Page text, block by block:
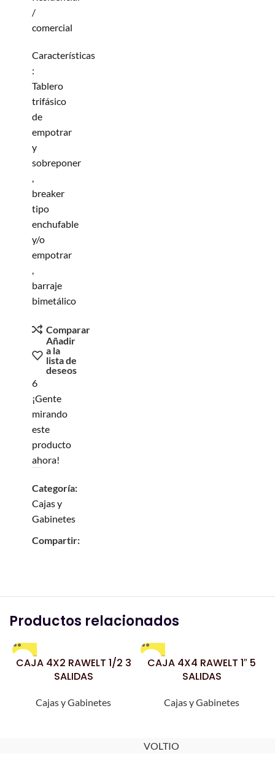
/
comercial
Características
:
Tablero
trifásico
de
empotrar
y
sobreponer
,
breaker
tipo
enchufable
y/o
empotrar
,
barraje
bimetálico
Comparar
Añadir
a la
lista de
deseos
6
¡Gente
mirando
este
producto
ahora!
Categoría:
Cajas y
Gabinetes
Compartir:
Productos relacionados
CAJA 4X2 RAWELT 1/2 3
SALIDAS
Cajas y Gabinetes
CAJA 4X4 RAWELT 1″ 5
SALIDAS
Cajas y Gabinetes
VOLTIO